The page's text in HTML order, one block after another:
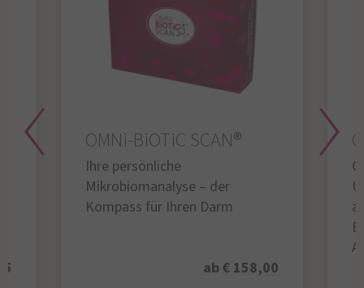
OMNi-BiOTiC SCAN®
Ihre persönliche
Mikrobiomanalyse – der
Kompass für Ihren Darm
ab € 158,00